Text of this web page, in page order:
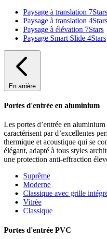
Paysage à translation 7Stars
Paysage à translation 4Stars
Paysage à élévation 7Stars
Paysage Smart Slide 4Stars
En arrière
Portes d'entrée en aluminium
Les portes d’entrée en
caractérisent par d’excellentes
thermique et acoustique qui se
élégant, adapté à tous styles
une protection anti-effraction
Suprême
Moderne
Classique avec grille
Vitrée
Classique
Portes d'entrée PVC